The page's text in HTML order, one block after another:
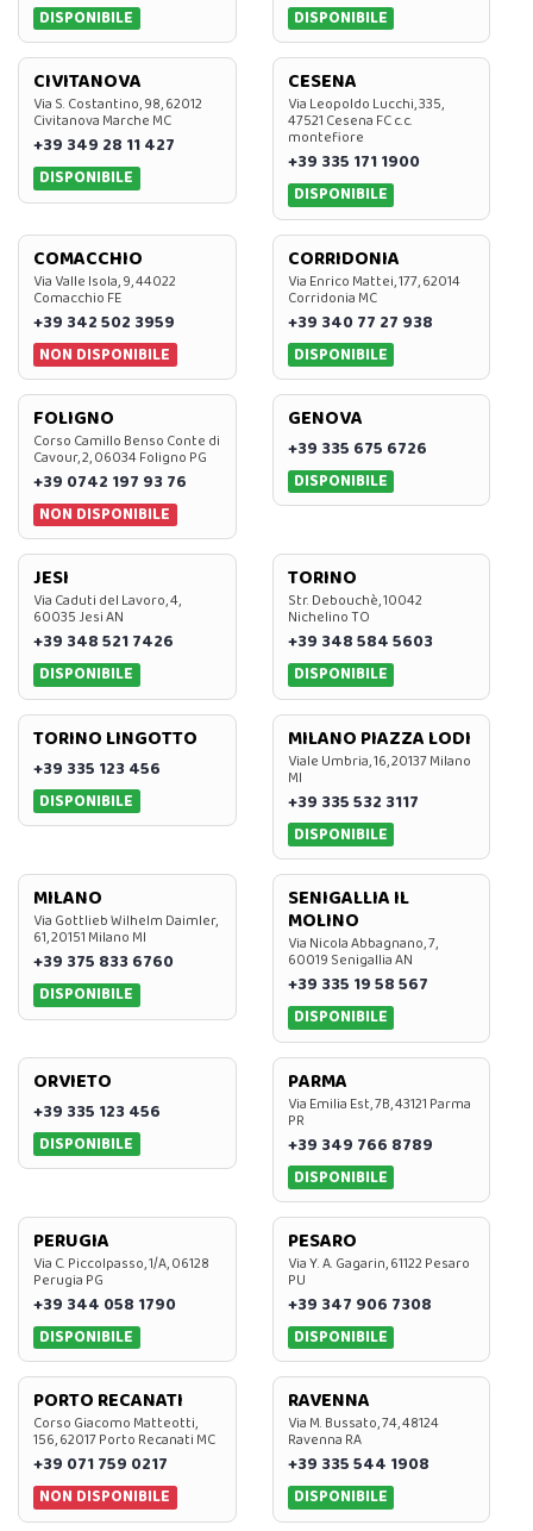
DISPONIBILE
DISPONIBILE
CIVITANOVA
Via S. Costantino, 98, 62012
Civitanova Marche MC
+39 349 28 11 427
DISPONIBILE
CESENA
Via Leopoldo Lucchi, 335,
47521 Cesena FC c.c.
montefiore
+39 335 171 1900
DISPONIBILE
COMACCHIO
Via Valle Isola, 9, 44022
Comacchio FE
+39 342 502 3959
NON DISPONIBILE
CORRIDONIA
Via Enrico Mattei, 177, 62014
Corridonia MC
+39 340 77 27 938
DISPONIBILE
FOLIGNO
Corso Camillo Benso Conte di
Cavour, 2, 06034 Foligno PG
+39 0742 197 93 76
NON DISPONIBILE
GENOVA
+39 335 675 6726
DISPONIBILE
JESI
Via Caduti del Lavoro, 4,
60035 Jesi AN
+39 348 521 7426
DISPONIBILE
TORINO
Str. Debouchè, 10042
Nichelino TO
+39 348 584 5603
DISPONIBILE
TORINO LINGOTTO
+39 335 123 456
DISPONIBILE
MILANO PIAZZA LODI
Viale Umbria, 16, 20137 Milano
MI
+39 335 532 3117
DISPONIBILE
MILANO
Via Gottlieb Wilhelm Daimler,
61, 20151 Milano MI
+39 375 833 6760
DISPONIBILE
SENIGALLIA IL
MOLINO
Via Nicola Abbagnano, 7,
60019 Senigallia AN
+39 335 19 58 567
DISPONIBILE
ORVIETO
+39 335 123 456
DISPONIBILE
PARMA
Via Emilia Est, 7B, 43121 Parma
PR
+39 349 766 8789
DISPONIBILE
PERUGIA
Via C. Piccolpasso, 1/A, 06128
Perugia PG
+39 344 058 1790
DISPONIBILE
PESARO
Via Y. A. Gagarin, 61122 Pesaro
PU
+39 347 906 7308
DISPONIBILE
PORTO RECANATI
Corso Giacomo Matteotti,
156, 62017 Porto Recanati MC
+39 071 759 0217
NON DISPONIBILE
RAVENNA
Via M. Bussato, 74, 48124
Ravenna RA
+39 335 544 1908
DISPONIBILE